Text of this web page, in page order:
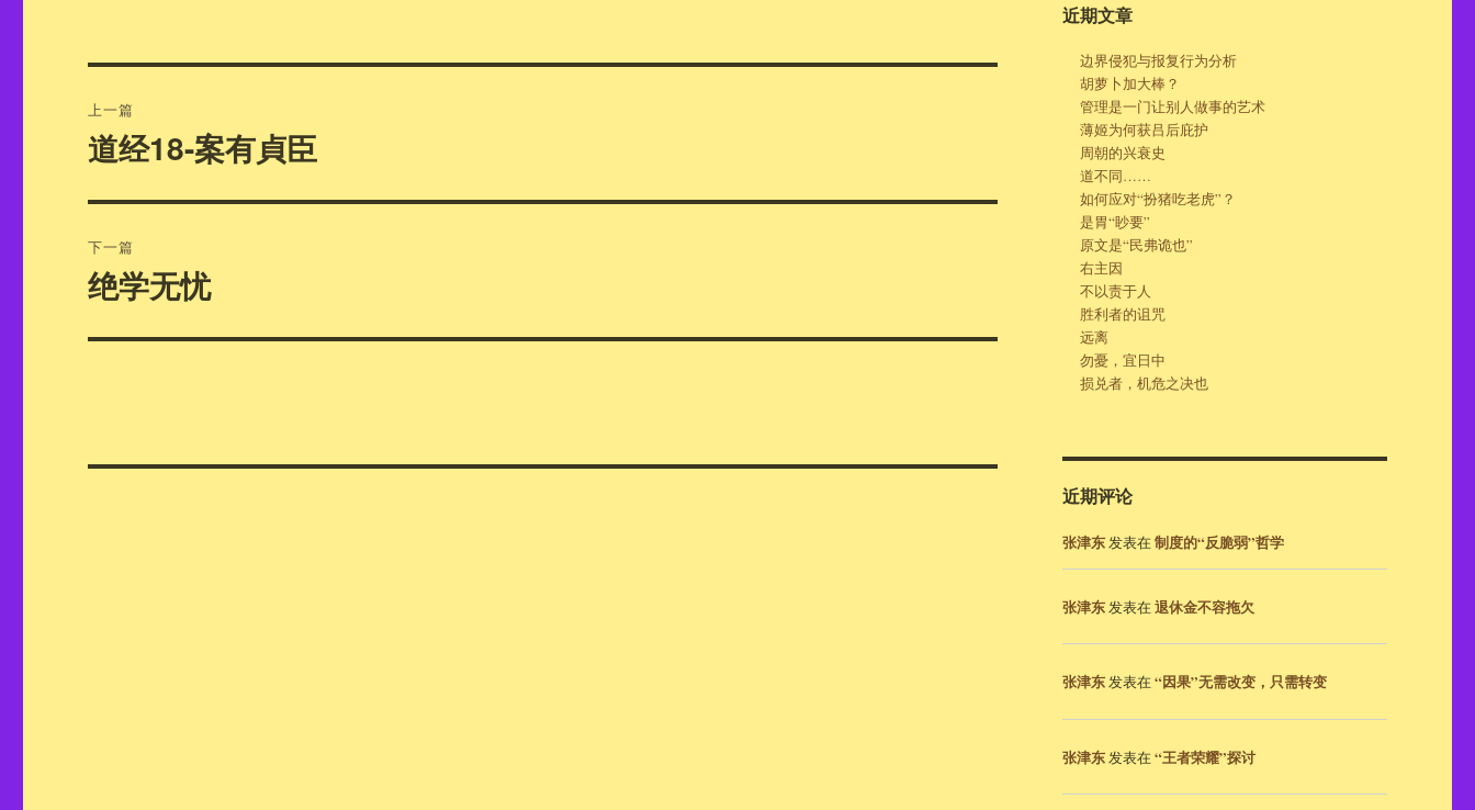
章
上一篇
上
文
道经18-案有貞臣
下一篇
下
文
绝学无忧
近期文章
边界侵犯与报复行为分析
胡萝卜加大棒？
管理是一门让别人做事的艺术
薄姬为何获吕后庇护
周朝的兴衰史
道不同……
如何应对“扮猪吃老虎”？
是胃“眇要”
原文是“民弗诡也”
右主因
不以责于人
胜利者的诅咒
远离
勿憂，宜日中
损兑者，机危之决也
近期评论
张津东发表在制度的“反脆弱”哲学
张津东发表在退休金不容拖欠
张津东发表在“因果”无需改变，只需转变
张津东发表在“王者荣耀”探讨